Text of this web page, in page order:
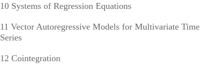
10 Systems of Regression Equations
11 Vector Autoregressive Models for Multivariate Time
Series
12 Cointegration